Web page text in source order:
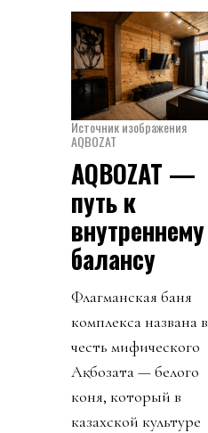
Источник изображения
AQBOZAT
AQBOZAT —
путь к
внутреннему
балансу
Флагманская баня
комплекса названа в
честь мифического
Ақбозата — белого
коня, который в
казахской культуре